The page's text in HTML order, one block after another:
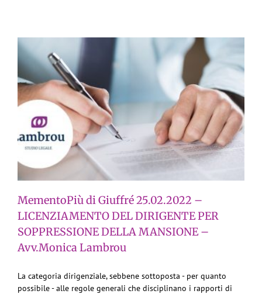
MementoPiù di Giuffré 25.02.2022 –
LICENZIAMENTO DEL DIRIGENTE PER
SOPPRESSIONE DELLA MANSIONE –
Avv.Monica Lambrou
La categoria dirigenziale, sebbene sottoposta - per quanto
possibile - alle regole generali che disciplinano i rapporti di